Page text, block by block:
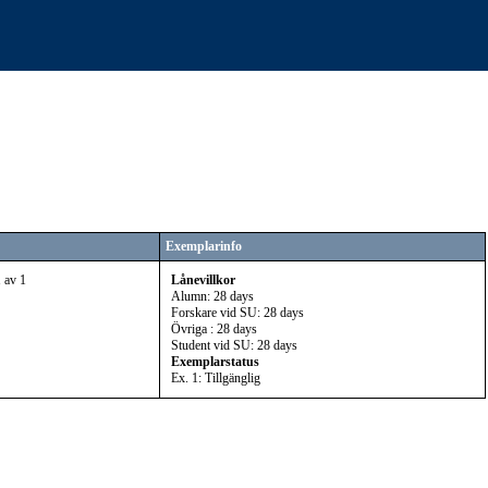
Exemplarinfo
av 1
Lånevillkor
Alumn: 28 days
Forskare vid SU: 28 days
Övriga : 28 days
Student vid SU: 28 days
Exemplarstatus
Ex. 1: Tillgänglig